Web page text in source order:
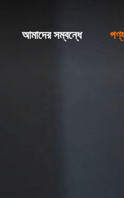
আমাদের সম্বন্ধে